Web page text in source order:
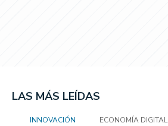
LAS MÁS LEÍDAS
INNOVACIÓN ECONOMÍA DIGITAL